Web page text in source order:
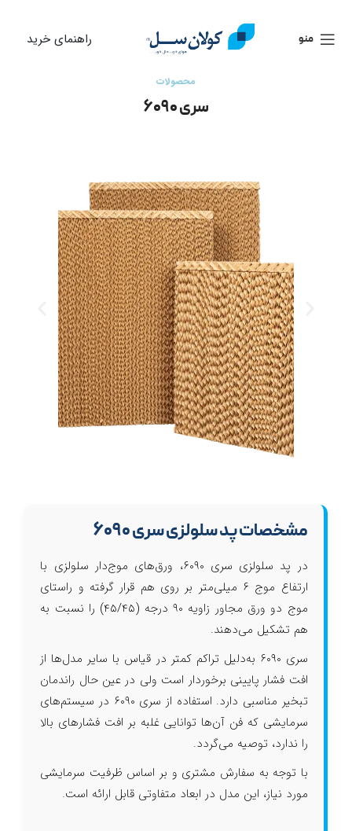
منو راهنمای خرید
محصولات
سری ۶۰۹۰
مشخصات پد سلولزی سری ۶۰۹۰
در پد سلولزی سری ۶۰۹۰، ورق‌های موج‌دار سلولزی با
ارتفاع موج ۶ میلی‌متر بر روی هم قرار گرفته و راستای
موج دو ورق مجاور زاویه ۹۰ درجه (۴۵/۴۵) را نسبت به
هم تشکیل می‌دهند.
سری ۶۰۹۰ به‌دلیل تراکم کمتر در قیاس با سایر مدل‌ها از
افت فشار پایینی برخوردار است ولی در عین حال راندمان
تبخیر مناسبی دارد. استفاده از سری ۶۰۹۰ در سیستم‌های
سرمایشی که فن آن‌ها توانایی غلبه بر افت فشارهای بالا
را ندارد، توصیه می‌گردد.
با توجه به سفارش مشتری و بر اساس ظرفیت سرمایشی
مورد نیاز، این مدل در ابعاد متفاوتی قابل ارائه است.